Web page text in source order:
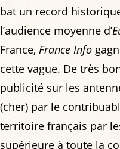
bat un record
l’audience moyenne d’
France, France Info
cette vague. De très
publicité sur les
(cher) par le
territoire français par
supérieure à toute la